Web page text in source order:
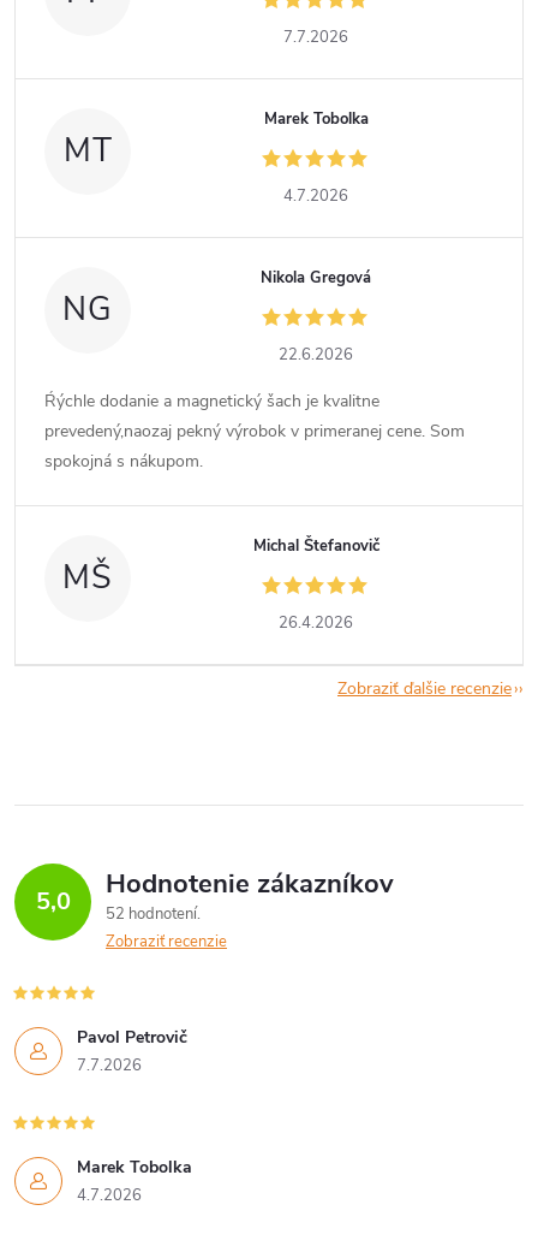
7.7.2026
MT
Marek Tobolka
4.7.2026
NG
Nikola Gregová
22.6.2026
Ŕýchle dodanie a magnetický šach je kvalitne
prevedený,naozaj pekný výrobok v primeranej cene. Som
spokojná s nákupom.
MŠ
Michal Štefanovič
26.4.2026
Zobraziť ďalšie recenzie
5,0 Hodnotenie zákazníkov
52 hodnotení
Zobraziť recenzie
Pavol Petrovič
7.7.2026
Marek Tobolka
4.7.2026